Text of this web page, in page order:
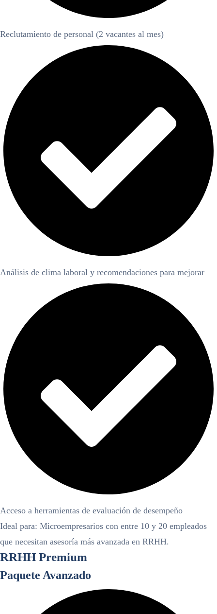
Reclutamiento de personal (2 vacantes al mes)
Análisis de clima laboral y recomendaciones para mejorar
Acceso a herramientas de evaluación de desempeño
Ideal para: Microempresarios con entre 10 y 20 empleados
que necesitan asesoría más avanzada en RRHH.
RRHH Premium
Paquete Avanzado